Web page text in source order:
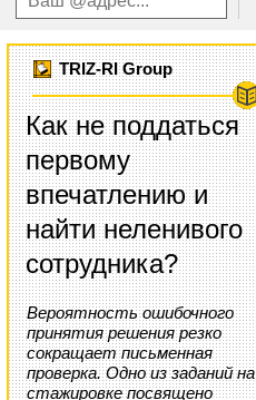
TRIZ-RI Group
Как не поддаться
первому
впечатлению и
найти неленивого
сотрудника?
Вероятность ошибочного
принятия решения резко
сокращает письменная
проверка. Одно из заданий на
стажировке посвящено